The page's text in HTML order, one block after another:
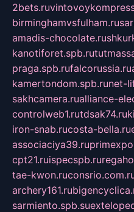
2bets.ru
birminghamvsfulham.ru
amadis-chocolate.ru
kanotiforet.spb.ru
praga.spb.rufalcorussia.ru
kamertondom.spb.runet-
sakhcamera.rualliance-
controlweb1.rutdsak74.ru
iron-snab.rucosta-bella.ru
associaciya39.ru
cpt21.ruispecspb.ru
tae-kwon.ru
archery161.ru
sarmiento.spb.su